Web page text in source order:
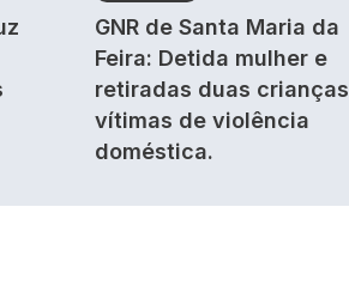
GNR de Santa Maria da
Feira: Detida mulher e
retiradas duas crianças
vítimas de violência
doméstica.